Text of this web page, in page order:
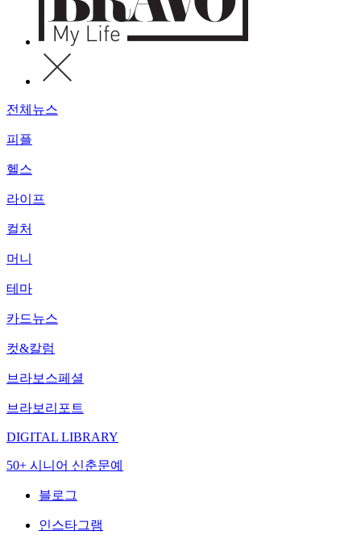
전체뉴스
피플
헬스
라이프
컬처
머니
테마
카드뉴스
컷&칼럼
브라보스페셜
브라보리포트
DIGITAL LIBRARY
50+ 시니어 신춘문예
블로그
인스타그램